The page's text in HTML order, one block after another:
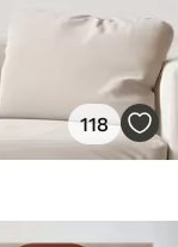
118